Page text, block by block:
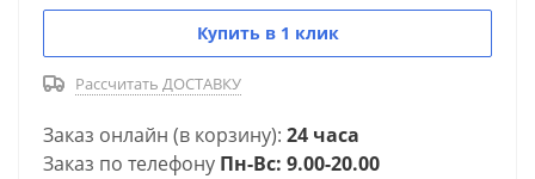
Купить в 1 клик
Рассчитать ДОСТАВКУ
Заказ онлайн (в корзину): 24 часа
Заказ по телефону Пн-Вс: 9.00-20.00